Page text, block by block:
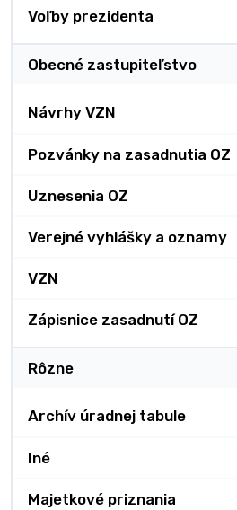
Voľby prezidenta
Obecné zastupiteľstvo
Návrhy VZN
Pozvánky na zasadnutia OZ
Uznesenia OZ
Verejné vyhlášky a oznamy
VZN
Zápisnice zasadnutí OZ
Rôzne
Archív úradnej tabule
Iné
Majetkové priznania